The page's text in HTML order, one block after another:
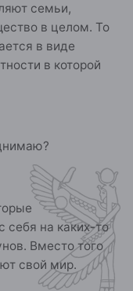
семьи,
в целом. То
в виде
в которой
себя на каких-то
Вместо того
свой мир.